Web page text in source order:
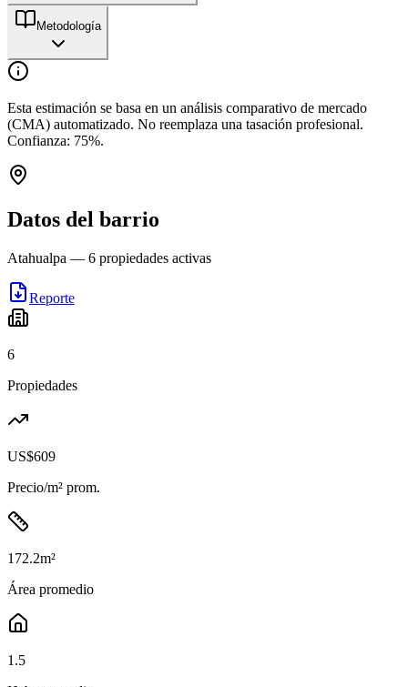
Metodología
Esta estimación se basa en un análisis comparativo de mercado
(CMA) automatizado. No reemplaza una tasación profesional.
Confianza: 75%.
Datos del barrio
Atahualpa — 6 propiedades activas
Reporte
6
Propiedades
US$609
Precio/m² prom.
172.2m²
Área promedio
1.5